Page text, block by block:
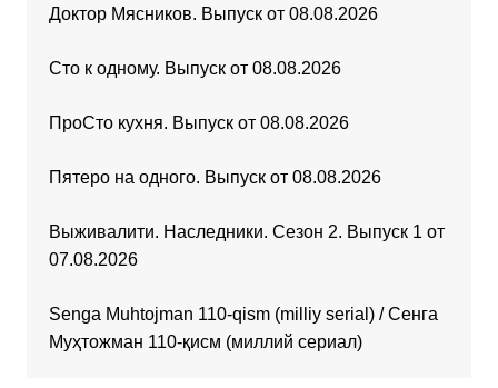
Доктор Мясников. Выпуск от 08.08.2026
Сто к одному. Выпуск от 08.08.2026
ПроСто кухня. Выпуск от 08.08.2026
Пятеро на одного. Выпуск от 08.08.2026
Выживалити. Наследники. Сезон 2. Выпуск 1 от
07.08.2026
Senga Muhtojman 110-qism (milliy serial) / Сенга
Муҳтожман 110-қисм (миллий сериал)